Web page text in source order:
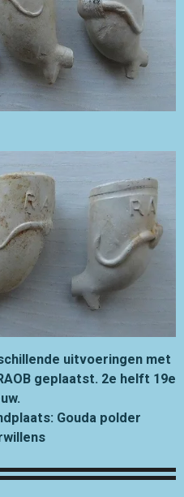
uitvoeringen met
geplaatst. 2e helft 19e
Gouda polder